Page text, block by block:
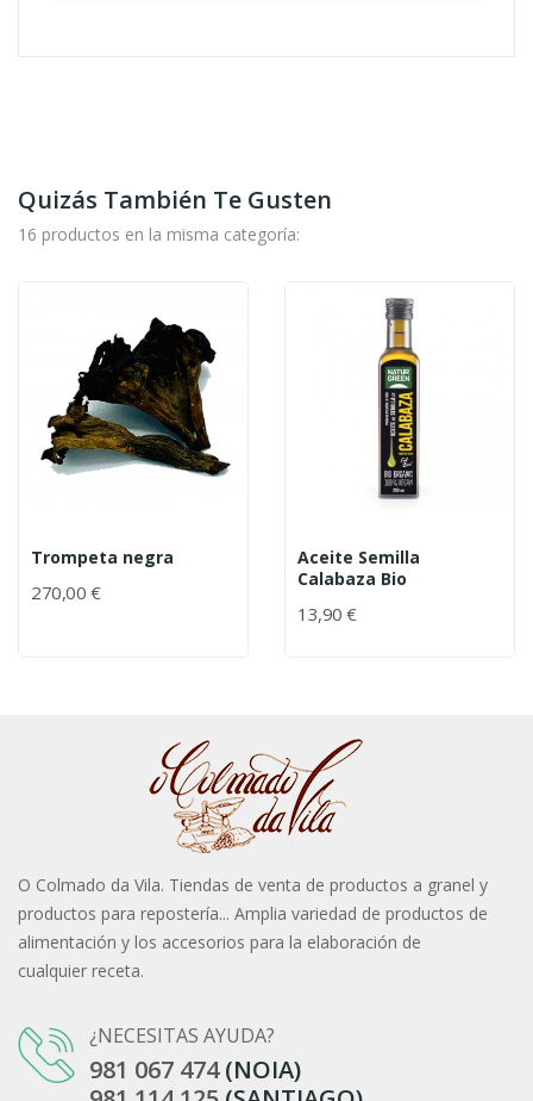
Quizás También Te Gusten
16 productos en la misma categoría:
Trompeta negra
270,00 €
Aceite Semilla
Calabaza Bio
13,90 €
O Colmado da Vila. Tiendas de venta de productos a granel y
productos para repostería... Amplia variedad de productos de
alimentación y los accesorios para la elaboración de
cualquier receta.
¿NECESITAS AYUDA?
981 067 474(NOIA)